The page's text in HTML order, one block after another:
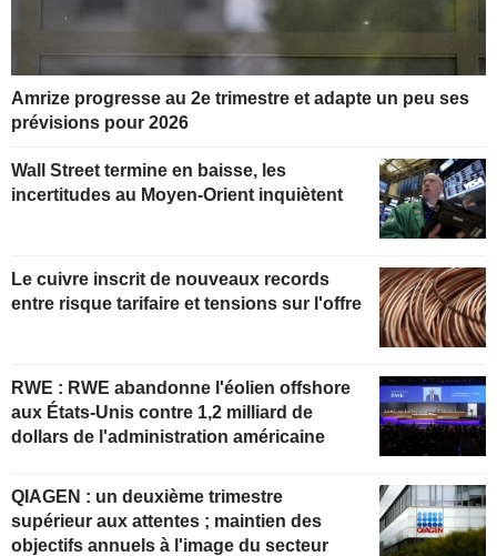
Amrize progresse au 2e trimestre et adapte un peu ses
prévisions pour 2026
Wall Street termine en baisse, les
incertitudes au Moyen-Orient inquiètent
Le cuivre inscrit de nouveaux records
entre risque tarifaire et tensions sur l'offre
RWE : RWE abandonne l'éolien offshore
aux États-Unis contre 1,2 milliard de
dollars de l'administration américaine
QIAGEN : un deuxième trimestre
supérieur aux attentes ; maintien des
objectifs annuels à l'image du secteur